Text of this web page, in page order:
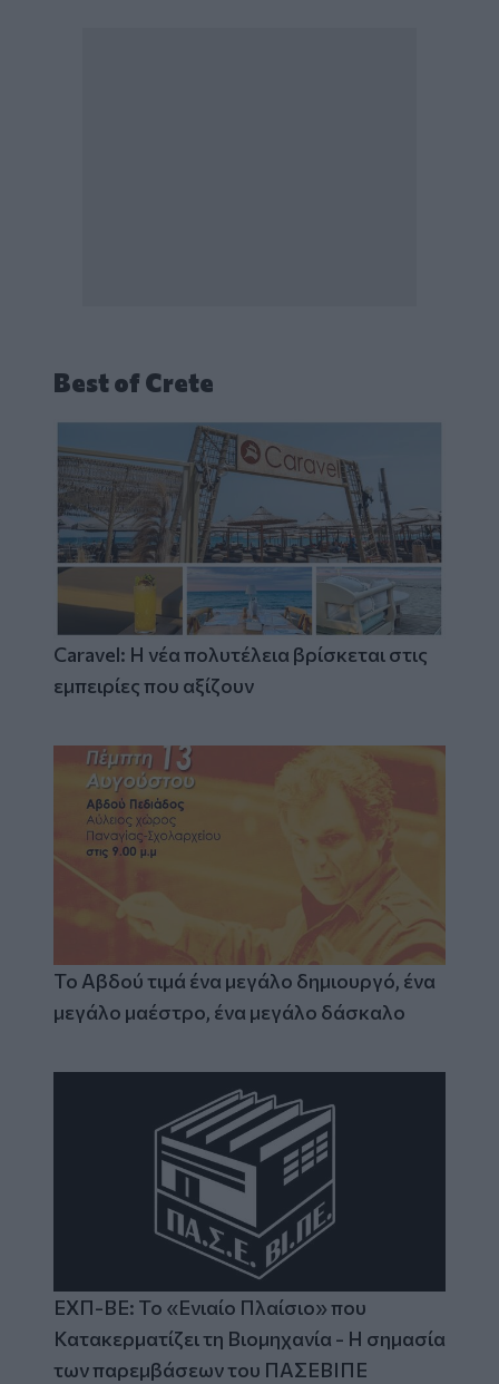
Best of Crete
Caravel: Η νέα πολυτέλεια βρίσκεται στις
εμπειρίες που αξίζουν
Το Αβδού τιμά ένα μεγάλο δημιουργό, ένα
μεγάλο μαέστρο, ένα μεγάλο δάσκαλο
ΕΧΠ-ΒΕ: Το «Ενιαίο Πλαίσιο» που
Κατακερματίζει τη Βιομηχανία - Η σημασία
των παρεμβάσεων του ΠΑΣΕΒΙΠΕ